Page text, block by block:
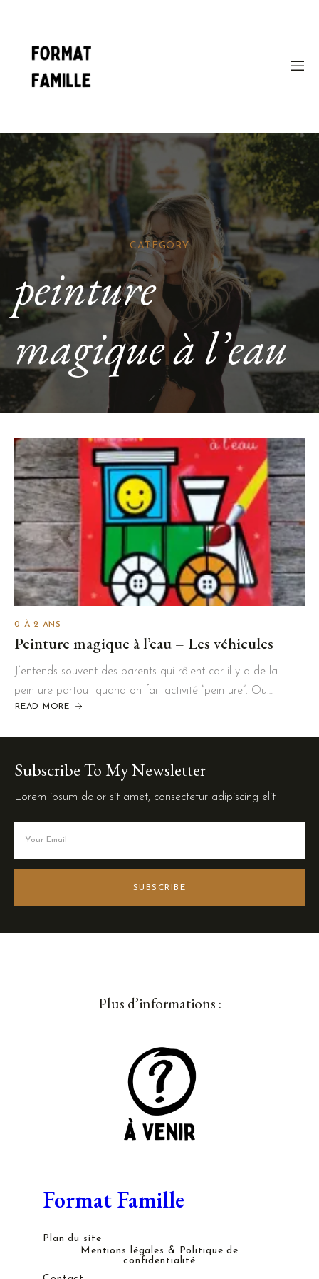
CATEGORY
peinture
magique à l’eau
0 À 2 ANS
Peinture magique à l’eau – Les véhicules
J’entends souvent des parents qui râlent car il y a de la
peinture partout quand on fait activité “peinture”. Ou…
READ MORE
Subscribe To My Newsletter
Lorem ipsum dolor sit amet, consectetur adipiscing elit
SUBSCRIBE
Plus d’informations :
Format Famille
Plan du site
Mentions légales & Politique de
confidentialité